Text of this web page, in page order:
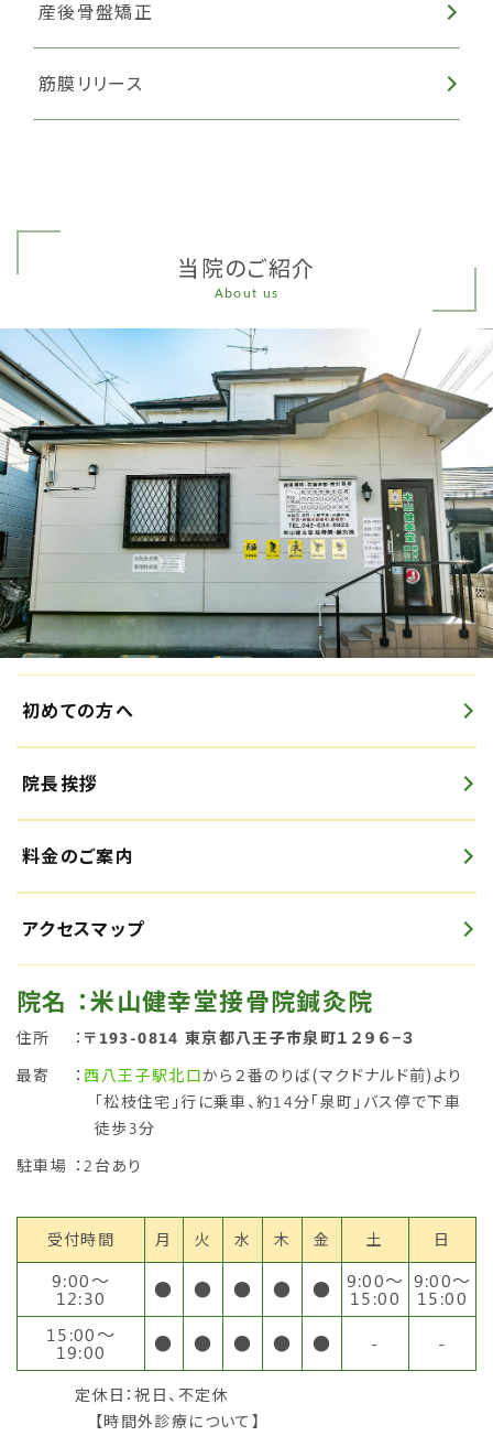
産後骨盤矯正
筋膜リリース
当院のご紹介
About us
初めての方へ
院長挨拶
料金のご案内
アクセスマップ
院名 ：米山健幸堂接骨院鍼灸院
住所 ： 〒193-0814 東京都八王子市泉町１２９６−３
最寄
： 西八王子駅北口から２番のりば(マクドナルド前)より
「松枝住宅」行に乗車、約14分「泉町」バス停で下車
徒歩3分
駐車場 ：2台あり
受付時間 月 火 水 木 金 土 日
9:00〜
12:30 ● ● ● ● ● 9:00〜
15:00
9:00〜
15:00
15:00〜
19:00 ● ● ● ● ● - -
定休日：祝日、不定休
【時間外診療について】